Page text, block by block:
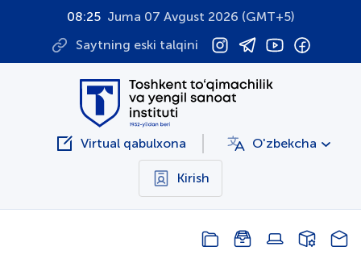
08:25 Juma 07 Avgust 2026 (GMT+5)
Saytning eski talqini
Virtual qabulxona O'zbekcha
Kirish